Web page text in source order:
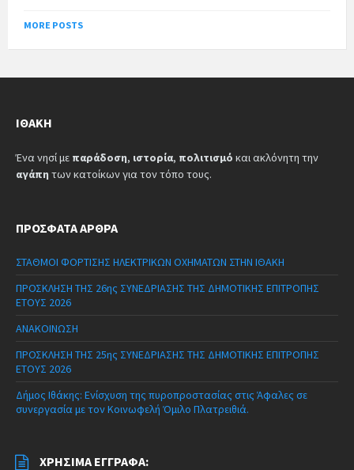
MORE POSTS
ΙΘΆΚΗ
Ένα νησί με παράδοση, ιστορία, πολιτισμό και ακλόνητη την
αγάπη των κατοίκων για τον τόπο τους.
ΠΡΌΣΦΑΤΑ ΆΡΘΡΑ
ΣΤΑΘΜΟΙ ΦΟΡΤΙΣΗΣ ΗΛΕΚΤΡΙΚΩΝ ΟΧΗΜΑΤΩΝ ΣΤΗΝ ΙΘΑΚΗ
ΠΡΟΣΚΛΗΣΗ ΤΗΣ 26ης ΣΥΝΕΔΡΙΑΣΗΣ ΤΗΣ ΔΗΜΟΤΙΚΗΣ ΕΠΙΤΡΟΠΗΣ
ΕΤΟΥΣ 2026
ΑΝΑΚΟΙΝΩΣΗ
ΠΡΟΣΚΛΗΣΗ ΤΗΣ 25ης ΣΥΝΕΔΡΙΑΣΗΣ ΤΗΣ ΔΗΜΟΤΙΚΗΣ ΕΠΙΤΡΟΠΗΣ
ΕΤΟΥΣ 2026
Δήμος Ιθάκης: Ενίσχυση της πυροπροστασίας στις Άφαλες σε
συνεργασία με τον Κοινωφελή Όμιλο Πλατρειθιά.
ΧΡΉΣΙΜΑ ΈΓΓΡΑΦΑ: